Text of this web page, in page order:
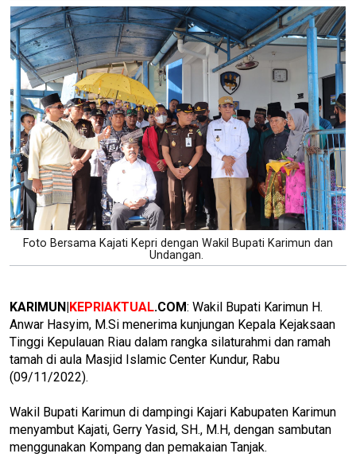
Foto Bersama Kajati Kepri dengan Wakil Bupati Karimun dan
Undangan.
KARIMUN|KEPRIAKTUAL.COM: Wakil Bupati Karimun H.
Anwar Hasyim, M.Si menerima kunjungan Kepala Kejaksaan
Tinggi Kepulauan Riau dalam rangka silaturahmi dan ramah
tamah di aula Masjid Islamic Center Kundur, Rabu
(09/11/2022).
Wakil Bupati Karimun di dampingi Kajari Kabupaten Karimun
menyambut Kajati, Gerry Yasid, SH., M.H, dengan sambutan
menggunakan Kompang dan pemakaian Tanjak.